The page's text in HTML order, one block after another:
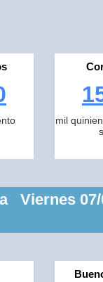
mil
Viernes 07/